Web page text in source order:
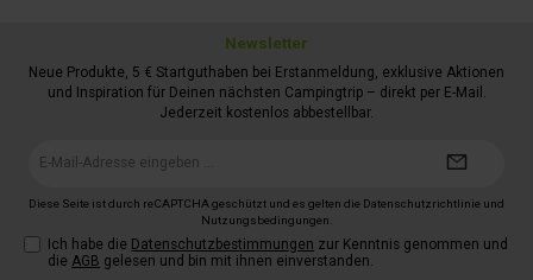
Newsletter
Neue Produkte, 5 € Startguthaben bei Erstanmeldung, exklusive Aktionen
und Inspiration für Deinen nächsten Campingtrip – direkt per E-Mail.
Jederzeit kostenlos abbestellbar.
Diese Seite ist durch reCAPTCHA geschützt und es gelten die Datenschutzrichtlinie und
Nutzungsbedingungen
Ich habe die Datenschutzbestimmungen zur Kenntnis genommen und
die AGB gelesen und bin mit ihnen einverstanden.